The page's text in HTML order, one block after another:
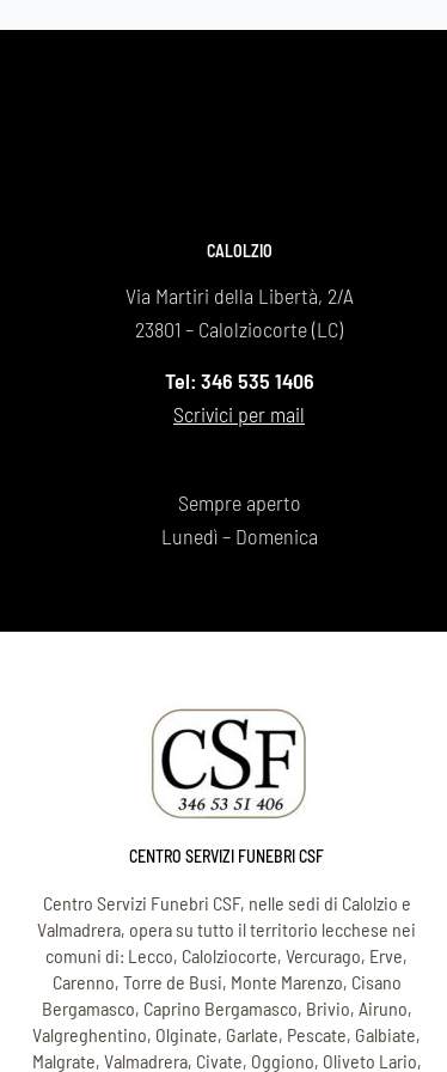
CALOLZIO
Via Martiri della Libertà, 2/A
23801 – Calolziocorte (LC)
Tel: 346 535 1406
Scrivici per mail
Sempre aperto
Lunedì – Domenica
CENTRO SERVIZI FUNEBRI CSF
Centro Servizi Funebri CSF, nelle sedi di Calolzio e
Valmadrera, opera su tutto il territorio lecchese nei
comuni di: Lecco, Calolziocorte, Vercurago, Erve,
Carenno, Torre de Busi, Monte Marenzo, Cisano
Bergamasco, Caprino Bergamasco, Brivio, Airuno,
Valgreghentino, Olginate, Garlate, Pescate, Galbiate,
Malgrate, Valmadrera, Civate, Oggiono, Oliveto Lario,